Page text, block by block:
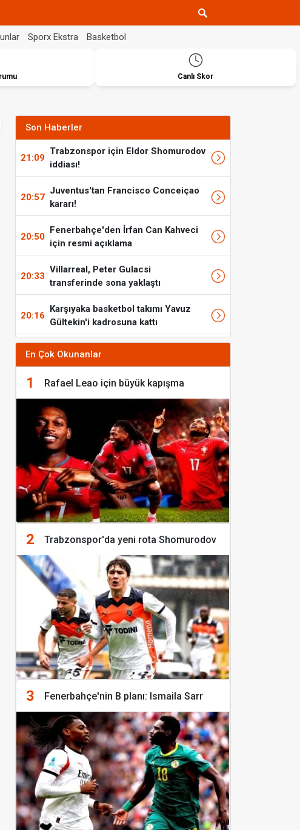
Sporx Ekstra Basketbol
Canlı Skor
Son Haberler
21:09
Trabzonspor için Eldor Shomurodov
iddiası!
20:57
Juventus'tan Francisco Conceiçao
kararı!
20:50
Fenerbahçe'den İrfan Can Kahveci
için resmi açıklama
20:33
Villarreal, Peter Gulacsi
transferinde sona yaklaştı
20:16
Karşıyaka basketbol takımı Yavuz
Gültekin'i kadrosuna kattı
En Çok Okunanlar
1 Rafael Leao için büyük kapışma
2 Trabzonspor'da yeni rota Shomurodov
3 Fenerbahçe'nin B planı: Ismaila Sarr